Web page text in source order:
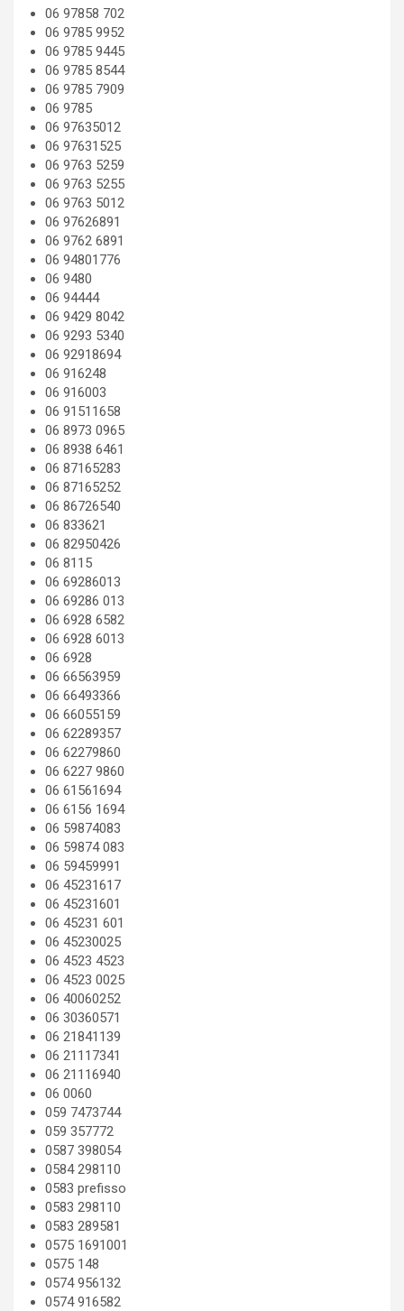
06 97858 702
06 9785 9952
06 9785 9445
06 9785 8544
06 9785 7909
06 9785
06 97635012
06 97631525
06 9763 5259
06 9763 5255
06 9763 5012
06 97626891
06 9762 6891
06 94801776
06 9480
06 94444
06 9429 8042
06 9293 5340
06 92918694
06 916248
06 916003
06 91511658
06 8973 0965
06 8938 6461
06 87165283
06 87165252
06 86726540
06 833621
06 82950426
06 8115
06 69286013
06 69286 013
06 6928 6582
06 6928 6013
06 6928
06 66563959
06 66493366
06 66055159
06 62289357
06 62279860
06 6227 9860
06 61561694
06 6156 1694
06 59874083
06 59874 083
06 59459991
06 45231617
06 45231601
06 45231 601
06 45230025
06 4523 4523
06 4523 0025
06 40060252
06 30360571
06 21841139
06 21117341
06 21116940
06 0060
059 7473744
059 357772
0587 398054
0584 298110
0583 prefisso
0583 298110
0583 289581
0575 1691001
0575 148
0574 956132
0574 916582